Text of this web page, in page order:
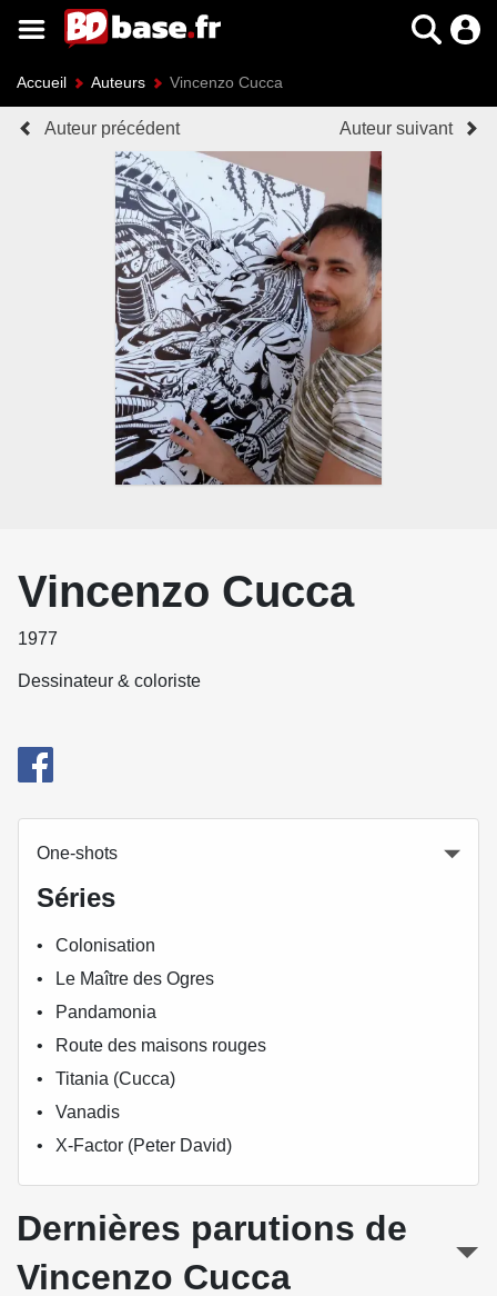
Accueil Auteurs Vincenzo Cucca
Auteur précédent Auteur suivant
Vincenzo Cucca
1977
Dessinateur & coloriste
One-shots
Séries
Colonisation
Le Maître des Ogres
Pandamonia
Route des maisons rouges
Titania (Cucca)
Vanadis
X-Factor (Peter David)
Dernières parutions de
Vincenzo Cucca